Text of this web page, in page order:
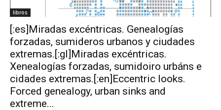
libros
[:es]Miradas excéntricas. Genealogías
forzadas, sumideros urbanos y ciudades
extremas.[:gl]Miradas excéntricas.
Xenealogías forzadas, sumidoiro urbáns e
cidades extremas.[:en]Eccentric looks.
Forced genealogy, urban sinks and
extreme...